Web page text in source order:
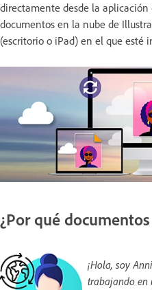
directamente desde la aplicación
documentos en la nube de
(escritorio o iPad) en el que esté
¿Por qué
¡Hola, soy
trabajando en